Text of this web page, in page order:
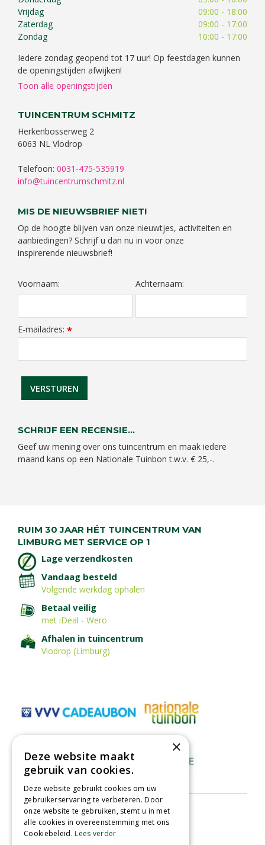
Vrijdag
09:00 - 18:00
Zaterdag
09:00 - 17:00
Zondag
10:00 - 17:00
Iedere zondag geopend tot 17 uur! Op feestdagen kunnen
de openingstijden afwijken!
Toon alle openingstijden
TUINCENTRUM SCHMITZ
Herkenbosserweg 2
6063 NL Vlodrop
Telefoon: 0031-475-535919
info@tuincentrumschmitz.nl
MIS DE NIEUWSBRIEF NIET!
Op de hoogte blijven van onze nieuwtjes, activiteiten en
aanbiedingen? Schrijf u dan nu in voor onze
inspirerende nieuwsbrief!
Voornaam: Achternaam:
E-mailadres: *
SCHRIJF EEN RECENSIE...
Geef uw mening over ons tuincentrum en maak iedere
maand kans op een Nationale Tuinbon t.w.v. € 25,-.
RUIM 30 JAAR HÉT TUINCENTRUM VAN
LIMBURG MET SERVICE OP 1
Lage verzendkosten
Vandaag besteld
Volgende werkdag ophalen
Betaal veilig
met iDeal - Wero
Afhalen in tuincentrum
Vlodrop (Limburg)
×
Deze website maakt
gebruik van cookies.
Deze website gebruikt cookies om uw
gebruikerservaring te verbeteren. Door
onze website te gebruiken, stemt u in met
alle cookies in overeenstemming met ons
Cookiebeleid.Lees verder